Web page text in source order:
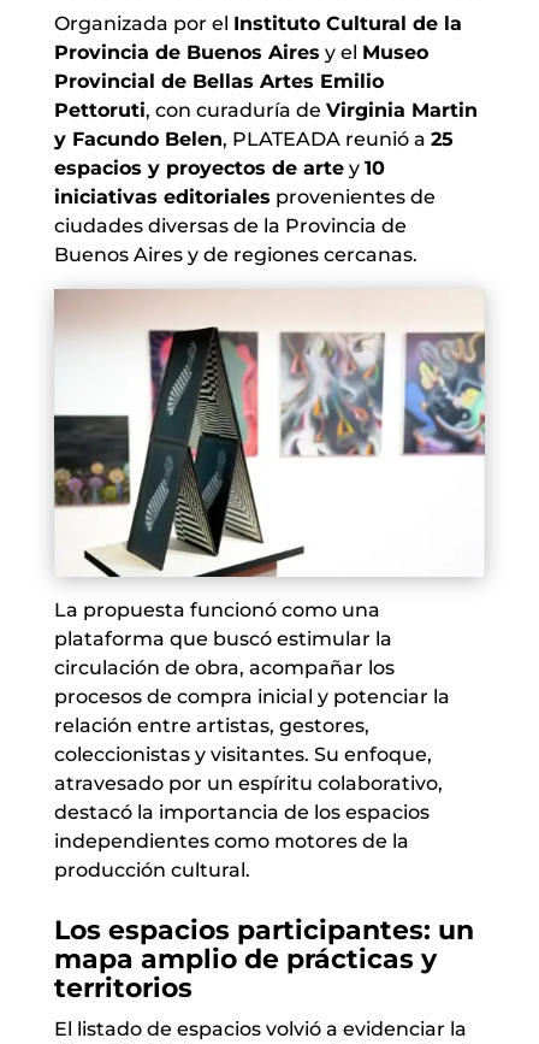
Organizada por el Instituto Cultural de la
Provincia de Buenos Aires y el Museo
Provincial de Bellas Artes Emilio
Pettoruti, con curaduría de Virginia Martin
y Facundo Belen, PLATEADA reunió a 25
espacios y proyectos de artey 10
iniciativas editoriales provenientes de
ciudades diversas de la Provincia de
Buenos Aires y de regiones cercanas.
La propuesta funcionó como una
plataforma que buscó estimular la
circulación de obra, acompañar los
procesos de compra inicial y potenciar la
relación entre artistas, gestores,
coleccionistas y visitantes. Su enfoque,
atravesado por un espíritu colaborativo,
destacó la importancia de los espacios
independientes como motores de la
producción cultural.
Los espacios participantes: un
mapa amplio de prácticas y
territorios
El listado de espacios volvió a evidenciar la